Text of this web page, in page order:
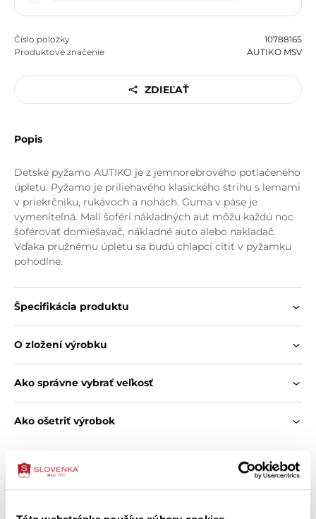
Číslo položky
10788165
Produktové značenie
AUTIKO MSV
ZDIEĽAŤ
Popis
Detské pyžamo AUTIKO je z jemnorebrového potlačeného
úpletu. Pyžamo je priliehavého klasického strihu s lemami
v priekrčníku, rukávoch a nohách. Guma v páse je
vymeniteľná. Malí šoféri nákladných aut môžu každú noc
šoférovať domiešavač, nákladné auto alebo nakladač.
Vďaka pružnému úpletu sa budú chlapci cítiť v pyžamku
pohodlne.
Špecifikácia produktu
O zložení výrobku
Ako správne vybrať veľkosť
Ako ošetriť výrobok
Zákazníci si tiež kúpili